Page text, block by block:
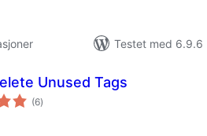
Testet med 6.9.6
Unused Tags
(6totale
vurderinger
)